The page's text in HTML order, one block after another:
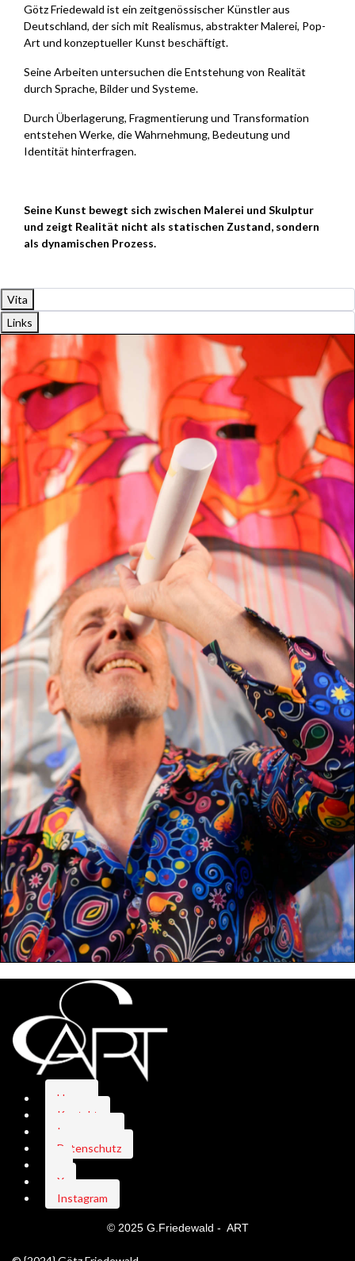
Götz Friedewald ist ein zeitgenössischer Künstler aus
Deutschland, der sich mit Realismus, abstrakter Malerei, Pop-
Art und konzeptueller Kunst beschäftigt.
Seine Arbeiten untersuchen die Entstehung von Realität
durch Sprache, Bilder und Systeme.
Durch Überlagerung, Fragmentierung und Transformation
entstehen Werke, die Wahrnehmung, Bedeutung und
Identität hinterfragen.
Seine Kunst bewegt sich zwischen Malerei und Skulptur
und zeigt Realität nicht als statischen Zustand, sondern
als dynamischen Prozess.
Vita
Links
Home
Kontakt
Impressum
Datenschutz
X
Instagram
© 2025 G.Friedewald - ART